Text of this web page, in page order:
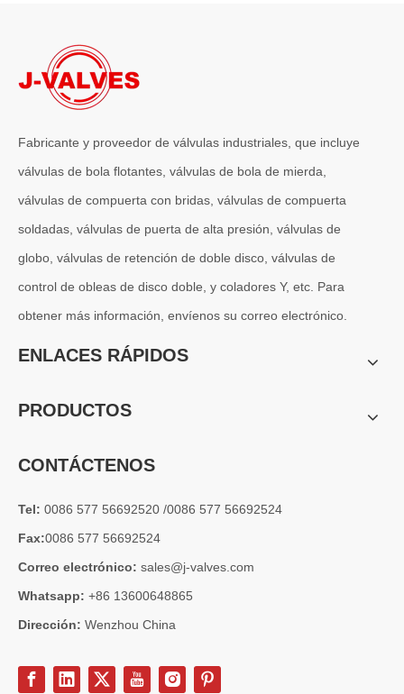
2026-07-04
En sistemas de tuberías criogénicas y de baja temperatura, los
Las válvulas de compuerta son una de las válvulas de
Fabricante y proveedor de válvulas industriales, que incluye
válvulas de bola flotantes, válvulas de bola de mierda,
válvulas de compuerta con bridas, válvulas de compuerta
soldadas, válvulas de puerta de alta presión, válvulas de
globo, válvulas de retención de doble disco, válvulas de
control de obleas de disco doble, y coladores Y, etc. Para
obtener más información, envíenos su correo electrónico.
ENLACES RÁPIDOS
PRODUCTOS
CONTÁCTENOS
Tel: 0086 577 56692520 /0086 577 56692524
Fax:0086 577 56692524
Correo electrónico: sales@j-valves.com
Whatsapp: +86 13600648865
Dirección: Wenzhou China